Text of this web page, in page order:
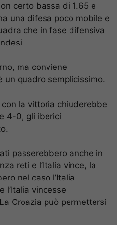
certo bassa di 1.65 e
una difesa poco mobile e
che in fase difensiva
ma conviene
un quadro semplicissimo.
la vittoria chiuderebbe
4-0, gli iberici
passerebbero anche in
reti e l’Italia vince, la
nel caso l’Italia
l’Italia vincesse
Croazia può permettersi